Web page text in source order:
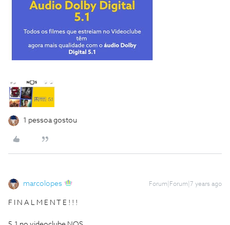
1 pessoa gostou
marcolopes Forum|Forum|7 years ago
F I N A L M E N T E ! ! !